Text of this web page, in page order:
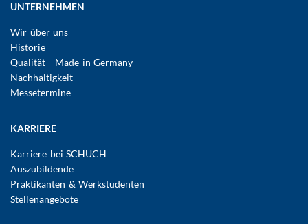
UNTERNEHMEN
Wir über uns
Historie
Qualität - Made in Germany
Nachhaltigkeit
Messetermine
KARRIERE
Karriere bei SCHUCH
Auszubildende
Praktikanten & Werkstudenten
Stellenangebote